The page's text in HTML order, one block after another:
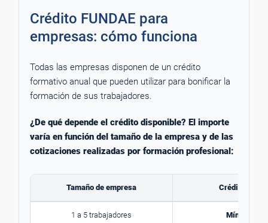
Crédito FUNDAE para
empresas: cómo funciona
Todas las empresas disponen de un crédito
formativo anual que pueden utilizar para bonificar la
formación de sus trabajadores.
¿De qué depende el crédito disponible? El importe
varía en función del tamaño de la empresa y de las
cotizaciones realizadas por formación profesional:
Tamaño de empresa Crédito
1 a 5 trabajadores Mínimo